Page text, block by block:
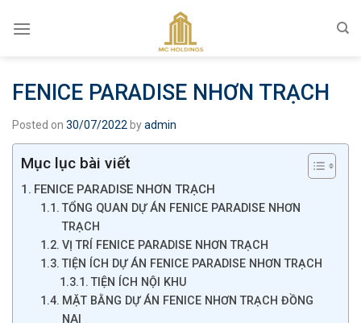
FENICE PARADISE NHƠN TRẠCH
Posted on 30/07/2022 byadmin
Mục lục bài viết
FENICE PARADISE NHƠN TRẠCH
TỔNG QUAN DỰ ÁN FENICE PARADISE NHƠN
TRẠCH
VỊ TRÍ FENICE PARADISE NHƠN TRẠCH
TIỆN ÍCH DỰ ÁN FENICE PARADISE NHƠN TRẠCH
TIỆN ÍCH NỘI KHU
MẶT BẰNG DỰ ÁN FENICE NHƠN TRẠCH ĐỒNG
NAI